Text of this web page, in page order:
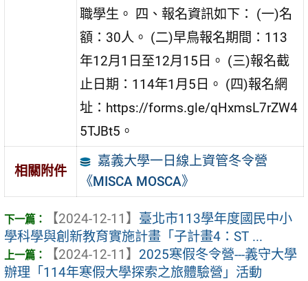
職學生。 四、報名資訊如下： (一)名
額：30人。 (二)早鳥報名期間：113
年12月1日至12月15日。 (三)報名截
止日期：114年1月5日。 (四)報名網
址：https://forms.gle/qHxmsL7rZW4
5TJBt5。
相關附件
嘉義大學一日線上資管冬令營
《MISCA MOSCA》
【2024-12-11】 臺北市113學年度國民中小
學科學與創新教育實施計畫「子計畫4：ST ...
【2024-12-11】 2025寒假冬令營---義守大學
辦理「114年寒假大學探索之旅體驗營」活動